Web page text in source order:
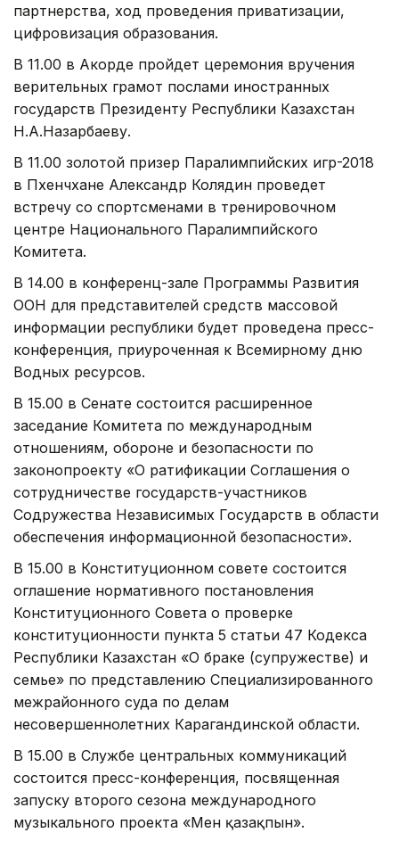
партнерства, ход проведения приватизации,
цифровизация образования.
В 11.00 в Акорде пройдет церемония вручения
верительных грамот послами иностранных
государств Президенту Республики Казахстан
Н.А.Назарбаеву.
В 11.00 золотой призер Паралимпийских игр-2018
в Пхенчхане Александр Колядин проведет
встречу со спортсменами в тренировочном
центре Национального Паралимпийского
Комитета.
В 14.00 в конференц-зале Программы Развития
ООН для представителей средств массовой
информации республики будет проведена пресс-
конференция, приуроченная к Всемирному дню
Водных ресурсов.
В 15.00 в Сенате состоится расширенное
заседание Комитета по международным
отношениям, обороне и безопасности по
законопроекту «О ратификации Соглашения о
сотрудничестве государств-участников
Содружества Независимых Государств в области
обеспечения информационной безопасности».
В 15.00 в Конституционном совете состоится
оглашение нормативного постановления
Конституционного Совета о проверке
конституционности пункта 5 статьи 47 Кодекса
Республики Казахстан «О браке (супружестве) и
семье» по представлению Специализированного
межрайонного суда по делам
несовершеннолетних Карагандинской области.
В 15.00 в Службе центральных коммуникаций
состоится пресс-конференция, посвященная
запуску второго сезона международного
музыкального проекта «Мен қазақпын».